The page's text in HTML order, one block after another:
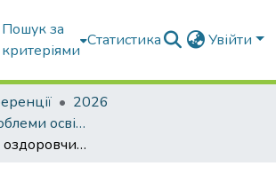
Пошук за
критеріями
Статистика Увійти
2026
Актуальні проблеми освітнього процесу в контексті європейського вибору України
Гімнастика та оздоровчий фітнес як спосіб життя